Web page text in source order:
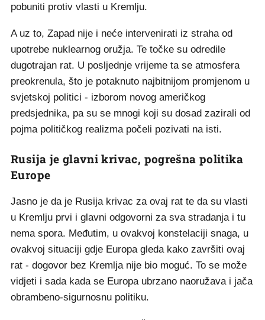
pobuniti protiv vlasti u Kremlju.
A uz to, Zapad nije i neće intervenirati iz straha od
upotrebe nuklearnog oružja. Te točke su odredile
dugotrajan rat. U posljednje vrijeme ta se atmosfera
preokrenula, što je potaknuto najbitnijom promjenom u
svjetskoj politici - izborom novog američkog
predsjednika, pa su se mnogi koji su dosad zazirali od
pojma političkog realizma počeli pozivati na isti.
Rusija je glavni krivac, pogrešna politika
Europe
Jasno je da je Rusija krivac za ovaj rat te da su vlasti
u Kremlju prvi i glavni odgovorni za sva stradanja i tu
nema spora. Međutim, u ovakvoj konstelaciji snaga, u
ovakvoj situaciji gdje Europa gleda kako završiti ovaj
rat - dogovor bez Kremlja nije bio moguć. To se može
vidjeti i sada kada se Europa ubrzano naoružava i jača
obrambeno-sigurnosnu politiku.